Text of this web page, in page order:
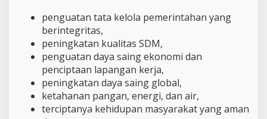
penguatan tata kelola pemerintahan yang
berintegritas,
peningkatan kualitas SDM,
penguatan daya saing ekonomi dan
penciptaan lapangan kerja,
peningkatan daya saing global,
ketahanan pangan, energi, dan air,
terciptanya kehidupan masyarakat yang aman